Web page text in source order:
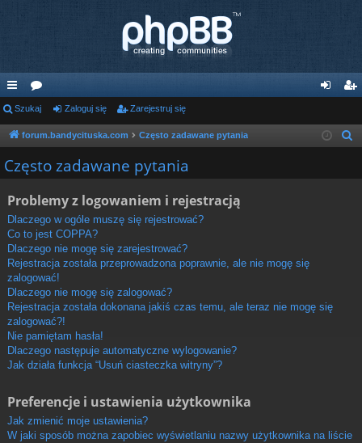
ię
ce
j
or
a og ej
Szukaj Zaloguj się Zarejestruj się
forum.bandycituska.com Często zadawane pytania
Często zadawane pytania
Problemy z logowaniem i rejestracją
Dlaczego w ogóle muszę się rejestrować?
Co to jest COPPA?
Dlaczego nie mogę się zarejestrować?
Rejestracja została przeprowadzona poprawnie, ale nie mogę się
zalogować!
Dlaczego nie mogę się zalogować?
Rejestracja została dokonana jakiś czas temu, ale teraz nie mogę się
zalogować?!
Nie pamiętam hasła!
Dlaczego następuje automatyczne wylogowanie?
Jak działa funkcja “Usuń ciasteczka witryny”?
Preferencje i ustawienia użytkownika
Jak zmienić moje ustawienia?
W jaki sposób można zapobiec wyświetlaniu nazwy użytkownika na liście